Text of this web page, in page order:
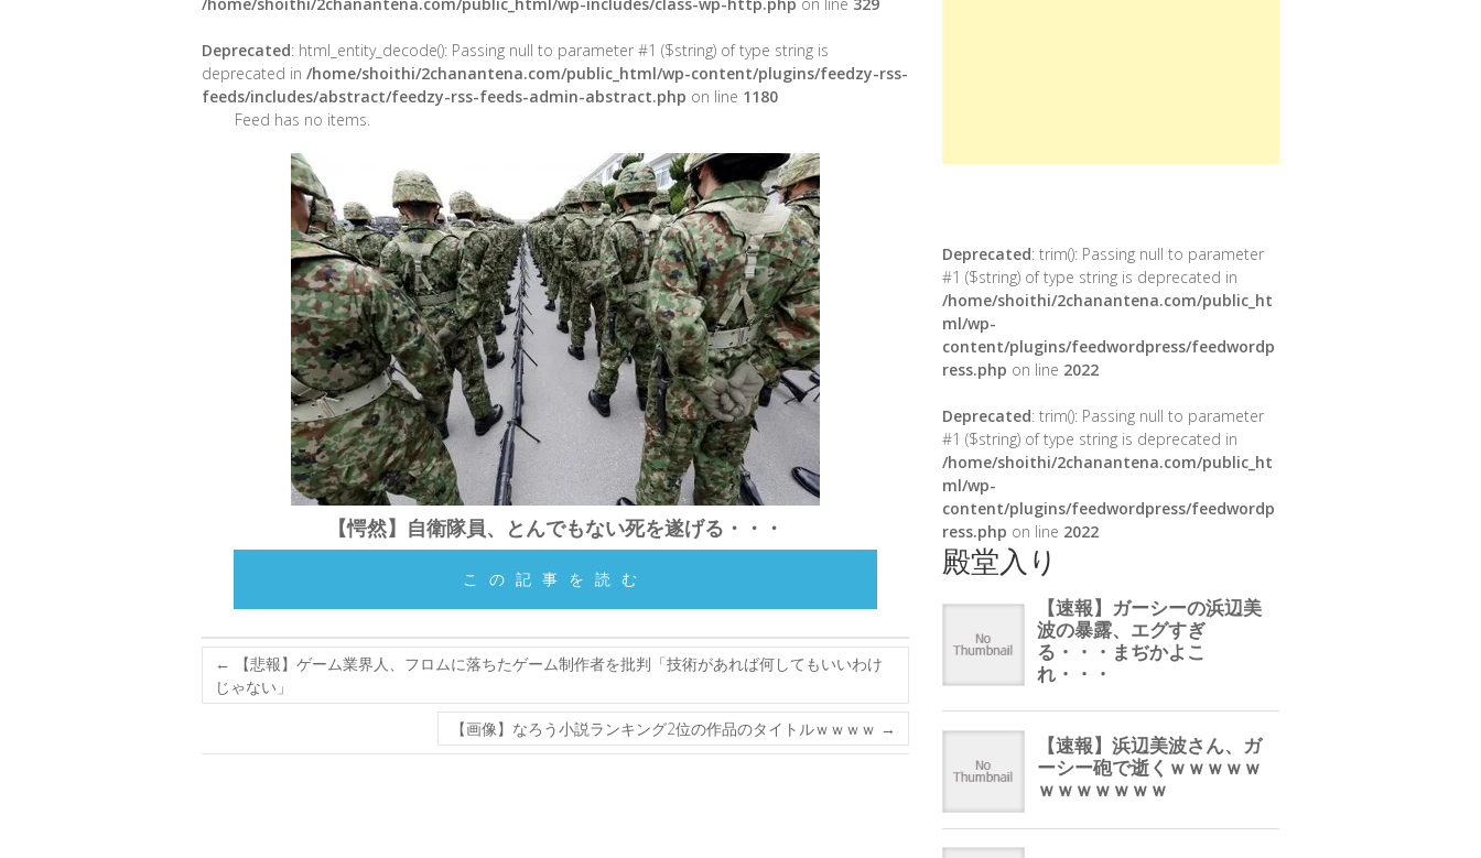
Deprecated: html_entity_decode(): Passing null to parameter #1 ($string) of type string is
deprecated in /home/shoithi/2chanantena.com/public_html/wp-content/plugins/feedzy-rss-
feeds/includes/abstract/feedzy-rss-feeds-admin-abstract.php on line 1180
Feed has no items.
【愕然】自衛隊員、とんでもない死を遂げる・・・
この記事を読む
←
【悲報】ゲーム業界人、フロムに落ちたゲーム制作者を批判「技術があれば何してもいいわけ
じゃない」
【画像】なろう小説ランキング2位の作品のタイトルｗｗｗｗ →
Deprecated: trim(): Passing null to parameter
#1 ($string) of type string is deprecated in
/home/shoithi/2chanantena.com/public_ht
ml/wp-
content/plugins/feedwordpress/feedwordp
ress.php on line 2022
Deprecated: trim(): Passing null to parameter
#1 ($string) of type string is deprecated in
/home/shoithi/2chanantena.com/public_ht
ml/wp-
content/plugins/feedwordpress/feedwordp
ress.php on line 2022
殿堂入り